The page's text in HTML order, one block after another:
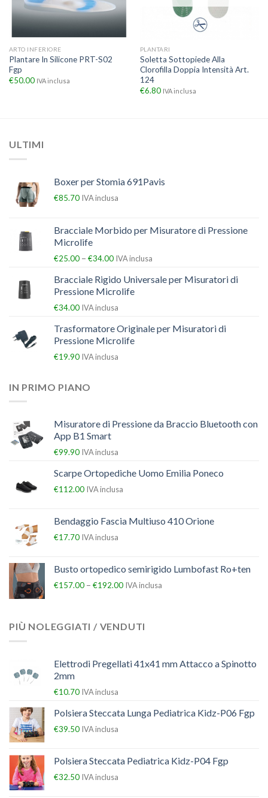
ARTO INFERIORE
Plantare In Silicone PRT-S02
Fgp
€50.00 IVA inclusa
PLANTARI
Soletta Sottopiede Alla
Clorofilla Doppia Intensità Art.
124
€6.80 IVA inclusa
ULTIMI
Boxer per Stomia 691Pavis
€85.70 IVA inclusa
Bracciale Morbido per Misuratore di Pressione
Microlife
€25.00 – €34.00 IVA inclusa
Bracciale Rigido Universale per Misuratori di
Pressione Microlife
€34.00 IVA inclusa
Trasformatore Originale per Misuratori di
Pressione Microlife
€19.90 IVA inclusa
IN PRIMO PIANO
Misuratore di Pressione da Braccio Bluetooth con
App B1 Smart
€99.90 IVA inclusa
Scarpe Ortopediche Uomo Emilia Poneco
€112.00 IVA inclusa
Bendaggio Fascia Multiuso 410 Orione
€17.70 IVA inclusa
Busto ortopedico semirigido Lumbofast Ro+ten
€157.00 – €192.00 IVA inclusa
PIÙ NOLEGGIATI / VENDUTI
Elettrodi Pregellati 41x41 mm Attacco a Spinotto
2mm
€10.70 IVA inclusa
Polsiera Steccata Lunga Pediatrica Kidz-P06 Fgp
€39.50 IVA inclusa
Polsiera Steccata Pediatrica Kidz-P04 Fgp
€32.50 IVA inclusa